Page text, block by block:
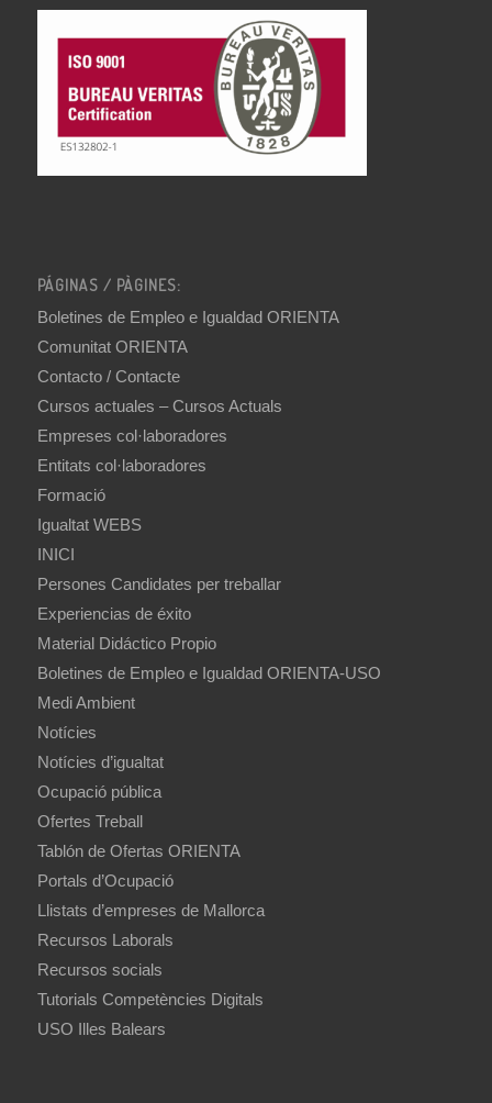
PÁGINAS / PÀGINES:
Boletines de Empleo e Igualdad ORIENTA
Comunitat ORIENTA
Contacto / Contacte
Cursos actuales – Cursos Actuals
Empreses col·laboradores
Entitats col·laboradores
Formació
Igualtat WEBS
INICI
Persones Candidates per treballar
Experiencias de éxito
Material Didáctico Propio
Boletines de Empleo e Igualdad ORIENTA-USO
Medi Ambient
Notícies
Notícies d’igualtat
Ocupació pública
Ofertes Treball
Tablón de Ofertas ORIENTA
Portals d’Ocupació
Llistats d’empreses de Mallorca
Recursos Laborals
Recursos socials
Tutorials Competències Digitals
USO Illes Balears